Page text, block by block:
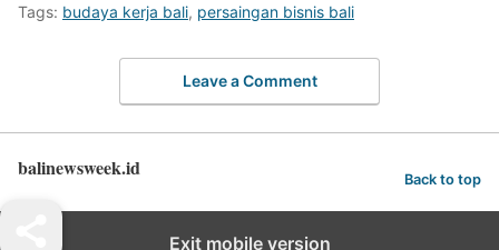
Tags: budaya kerja bali, persaingan bisnis bali
Leave a Comment
balinewsweek.id Back to top
Exit mobile version